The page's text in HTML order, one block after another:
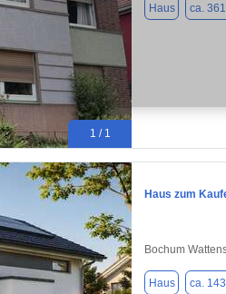
1 / 1
Haus ca.
Haus zum
Bochum
Haus ca.